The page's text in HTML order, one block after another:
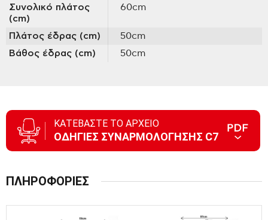
Συνολικό πλάτος
(cm)
60cm
Πλάτος έδρας (cm)
50cm
Βάθος έδρας (cm)
50cm
ΚΑΤΕΒΑΣΤΕ ΤΟ ΑΡΧΕΙΟ
ΟΔΗΓΙΕΣ ΣΥΝΑΡΜΟΛΟΓΗΣΗΣ C7
ΠΛΗΡΟΦΟΡΙΕΣ